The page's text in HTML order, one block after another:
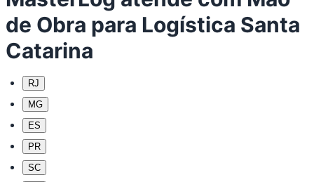
de Obra para Logística Santa
Catarina
RJ
MG
ES
PR
SC